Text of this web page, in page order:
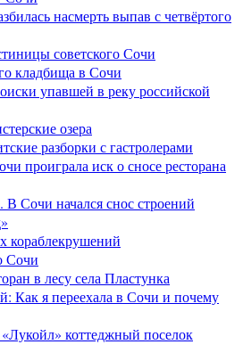
насмерть выпав с четвёртого
советского Сочи
кладбища в Сочи
упавшей в реку российской
озера
разборки с гастролерами
проиграла иск о сносе ресторана
Сочи начался снос строений
кораблекрушений
Сочи
в лесу села Пластунка
Как я переехала в Сочи и почему
коттеджный поселок